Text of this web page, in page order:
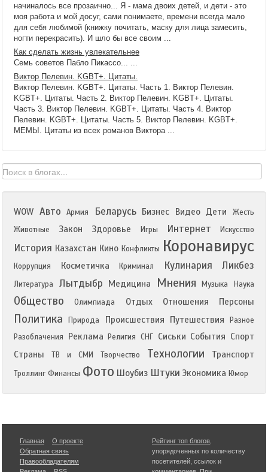
начиналось все прозаично... Я - мама двоих детей, и дети - это
моя работа и мой досуг, сами понимаете, времени всегда мало
для себя любимой (книжку почитать, маску для лица замесить,
ногти перекрасить). И шло бы все своим ...
Как сделать жизнь увлекательнее
Семь советов Пабло Пикассо... ...
Виктор Пелевин. KGBT+. Цитаты.
Виктор Пелевин. KGBT+. Цитаты. Часть 1. Виктор Пелевин.
KGBT+. Цитаты. Часть 2. Виктор Пелевин. KGBT+. Цитаты.
Часть 3. Виктор Пелевин. KGBT+. Цитаты. Часть 4. Виктор
Пелевин. KGBT+. Цитаты. Часть 5. Виктор Пелевин. KGBT+.
МЕМЫ. Цитаты из всех романов Виктора ...
WOW Авто Армия Беларусь Бизнес Видео Дети
Жесть
Животные
Закон Здоровье Игры Интернет Искусство
История Казахстан Кино Конфликты Коронавирус
Коррупция Косметичка Криминал Кулинария Ликбез
Литература Лытдыбр Медицина Мнения Музыка Наука
Общество Олимпиада Отдых Отношения Персоны
Политика Природа Происшествия Путешествия
Разное
Разоблачения
Реклама Религия СНГ Сиськи События Спорт
Страны
ТВ и СМИ Творчество Технологии Транспорт
Троллинг Финансы Фото Шоубиз Штуки Экономика Юмор
Главная
О проекте
Обратная связь
Правообладателям
Рейтинг топ блогов
упорядоченных по количеству
посетителей, ссылок и